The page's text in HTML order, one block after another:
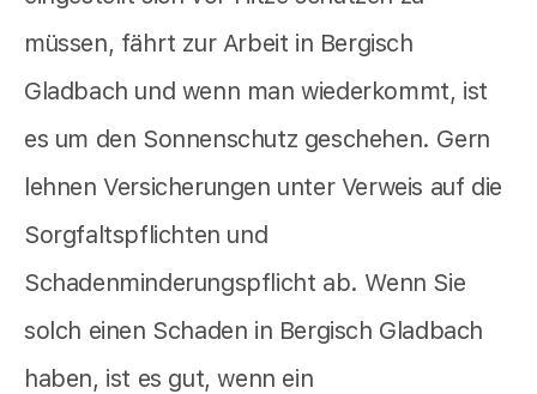
müssen, fährt zur Arbeit in Bergisch
Gladbach und wenn man wiederkommt, ist
es um den Sonnenschutz geschehen. Gern
lehnen Versicherungen unter Verweis auf die
Sorgfaltspflichten und
Schadenminderungspflicht ab. Wenn Sie
solch einen Schaden in Bergisch Gladbach
haben, ist es gut, wenn ein